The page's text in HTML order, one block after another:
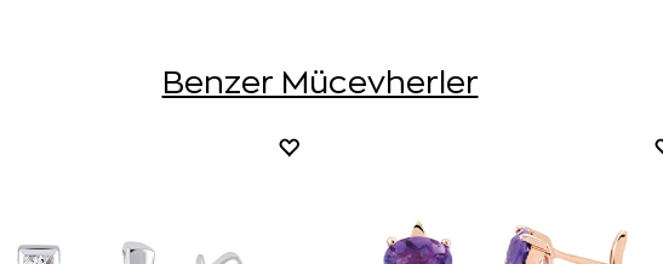
Benzer Mücevherler